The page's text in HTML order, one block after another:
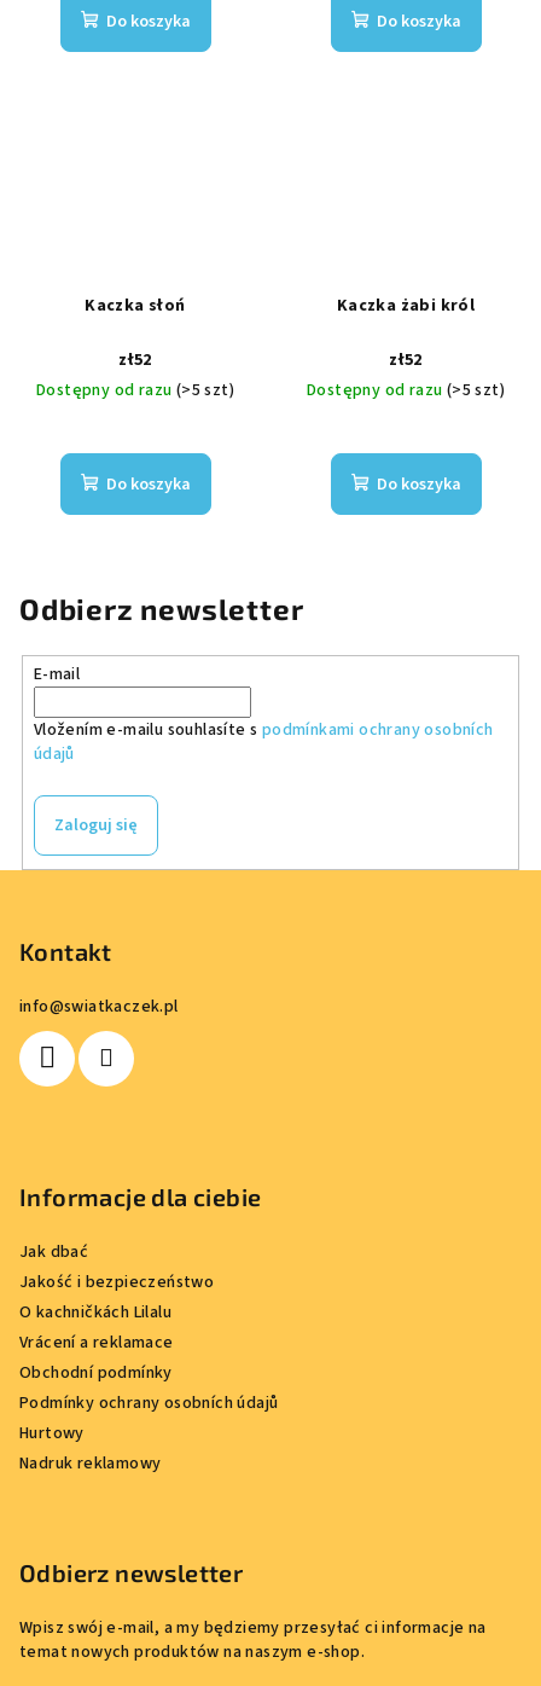
Do koszyka Do koszyka
Kaczka słoń
zł52
Dostępny od razu (>5 szt)
Do koszyka
Kaczka żabi król
zł52
Dostępny od razu (>5 szt)
Do koszyka
Odbierz newsletter
E-mail
Vložením e-mailu souhlasíte s podmínkami ochrany osobních
údajů
Zaloguj się
Kontakt
info@swiatkaczek.pl
Informacje dla ciebie
Jak dbać
Jakość i bezpieczeństwo
O kachničkách Lilalu
Vrácení a reklamace
Obchodní podmínky
Podmínky ochrany osobních údajů
Hurtowy
Nadruk reklamowy
Odbierz newsletter
Wpisz swój e-mail, a my będziemy przesyłać ci informacje na
temat nowych produktów na naszym e-shop.